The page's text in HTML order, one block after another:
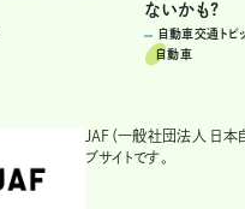
ないかも?
自動車交通トピ
自動車
JAF（一般社団法人 日本
ブサイトです。